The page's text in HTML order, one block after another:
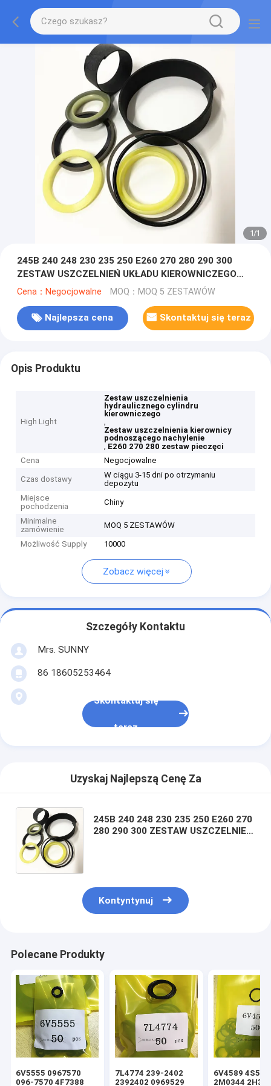
1/1
245B 240 248 230 235 250 E260 270 280 290 300
ZESTAW USZCZELNIEŃ UKŁADU KIEROWNICZEGO
PODNOSZONEGO PRZECHYLANIA
Cena：Negocjowalne MOQ：MOQ 5 ZESTAWÓW
Najlepsza cena Skontaktuj się teraz
Opis Produktu
High Light
Zestaw uszczelnienia
hydraulicznego cylindru
kierowniczego
,
Zestaw uszczelnienia kierownicy
podnoszącego nachylenie
, E260 270 280 zestaw pieczęci
Cena
Negocjowalne
Czas dostawy
W ciągu 3-15 dni po otrzymaniu
depozytu
Miejsce
pochodzenia
Chiny
Minimalne
zamówienie
MOQ 5 ZESTAWÓW
Możliwość Supply 10000
Zobacz więcej
Szczegóły Kontaktu
Mrs. SUNNY
86 18605253464
Skontaktuj się
teraz
Uzyskaj Najlepszą Cenę Za
245B 240 248 230 235 250 E260 270
280 290 300 ZESTAW USZCZELNIEŃ
Kontyntynuj
Polecane Produkty
6V5555 0967570
096-7570 4F7388
7L4774 239-2402
2392402 0969529
6V4589
2M0344